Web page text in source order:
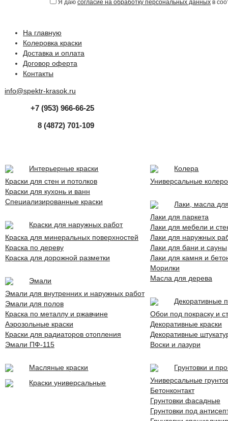
Я даю согласие на обработку персональных данных в
На главную
Колеровка краски
Доставка и оплата
Договор оферта
Контакты
info@spektr-krasok.ru
+7 (953) 966-66-25
8 (4872) 701-109
Интерьерные краски
Краски для стен и потолков
Краски для кухонь и ванн
Специализированные краски
Краски для наружных работ
Краска для минеральных поверхностей
Краска по дереву
Краска для дорожной разметки
Эмали
Эмали для внутренних и наружных работ
Эмали для полов
Краска по металлу и ржавчине
Аэрозольные краски
Краски для радиаторов отопления
Эмали ПФ-115
Масляные краски
Краски универсальные
Колера
Универсальные
Лаки, масла
Лаки для паркета
Лаки для мебели и
Лаки для наружных
Лаки для бани и сауны
Лаки для камня и
Морилки
Масла для дерева
Декоративные
Обои под покраску и
Декоративные краски
Декоративные
Воски и лазури
Грунтовки и
Универсальные
Бетонконтакт
Грунтовки фасадные
Грунтовки под